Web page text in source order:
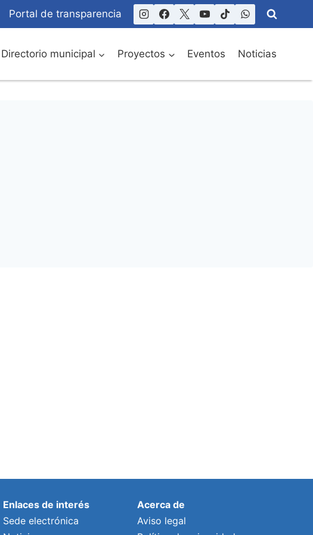
Portal de transparencia
Directorio municipal Proyectos Eventos Noticias
Enlaces de interés
Sede electrónica
Acerca de
Aviso legal